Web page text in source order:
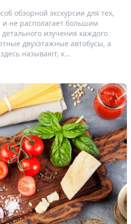
обзорной экскурсии для тех,
и не располагает большим
изучения каждого
двухэтажные автобусы, а
называют, к...